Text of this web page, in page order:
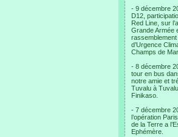
- 9 décembre
D12,
Red Line, sur
Grande Armée
rassemblement
d’Urgence
Champs de
- 8 décembre
tour en bus
notre amie et
Tuvalu à
Finikaso.
- 7 décembre
l’opération
de la Terre a
Ephémère.